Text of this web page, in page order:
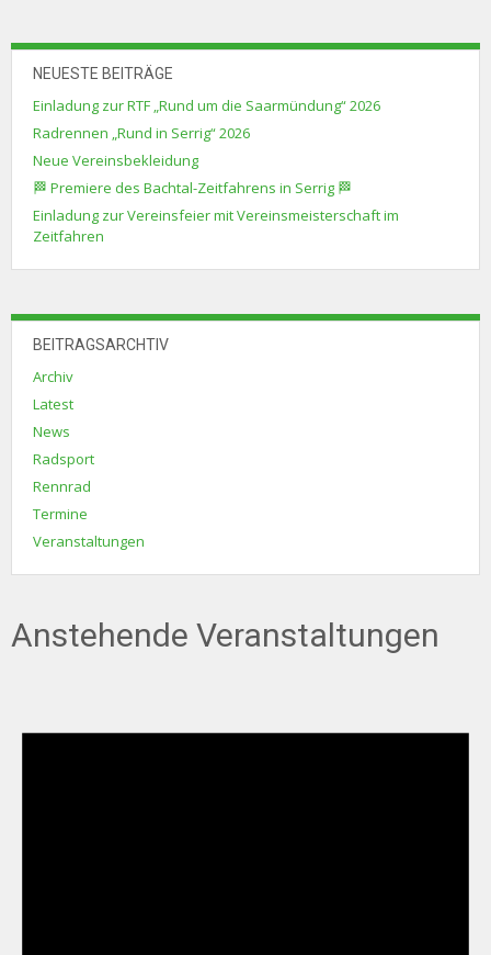
NEUESTE BEITRÄGE
Einladung zur RTF „Rund um die Saarmündung“ 2026
Radrennen „Rund in Serrig“ 2026
Neue Vereinsbekleidung
🏁 Premiere des Bachtal-Zeitfahrens in Serrig 🏁
Einladung zur Vereinsfeier mit Vereinsmeisterschaft im
Zeitfahren
BEITRAGSARCHTIV
Archiv
Latest
News
Radsport
Rennrad
Termine
Veranstaltungen
Anstehende Veranstaltungen